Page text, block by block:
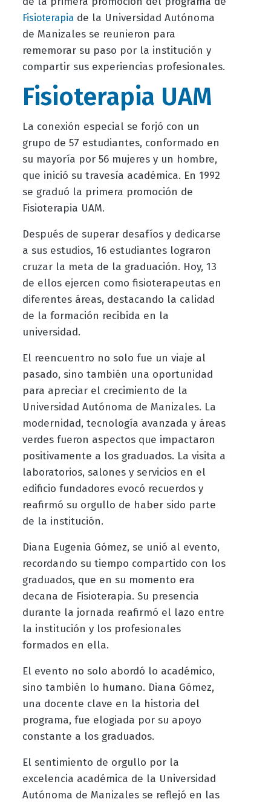
Fisioterapiade la Universidad Autónoma
de Manizales se reunieron para
rememorar su paso por la institución y
compartir sus experiencias profesionales.
Fisioterapia UAM
La conexión especial se forjó con un
grupo de 57 estudiantes, conformado en
su mayoría por 56 mujeres y un hombre,
que inició su travesía académica. En 1992
se graduó la primera promoción de
Fisioterapia UAM.
Después de superar desafíos y dedicarse
a sus estudios, 16 estudiantes lograron
cruzar la meta de la graduación. Hoy, 13
de ellos ejercen como fisioterapeutas en
diferentes áreas, destacando la calidad
de la formación recibida en la
universidad.
El reencuentro no solo fue un viaje al
pasado, sino también una oportunidad
para apreciar el crecimiento de la
Universidad Autónoma de Manizales. La
modernidad, tecnología avanzada y áreas
verdes fueron aspectos que impactaron
positivamente a los graduados. La visita a
laboratorios, salones y servicios en el
edificio fundadores evocó recuerdos y
reafirmó su orgullo de haber sido parte
de la institución.
Diana Eugenia Gómez, se unió al evento,
recordando su tiempo compartido con los
graduados, que en su momento era
decana de Fisioterapia. Su presencia
durante la jornada reafirmó el lazo entre
la institución y los profesionales
formados en ella.
El evento no solo abordó lo académico,
sino también lo humano. Diana Gómez,
una docente clave en la historia del
programa, fue elogiada por su apoyo
constante a los graduados.
El sentimiento de orgullo por la
excelencia académica de la Universidad
Autónoma de Manizales se reflejó en las